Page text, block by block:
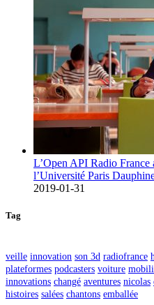
L’Open API Radio France
l’Université Paris
2019-01-31
Tag
veille innovation son 3d radiofrance
plateformes podcasters voiture
innovations changé aventures nicolas
histoires salées chantons emballée